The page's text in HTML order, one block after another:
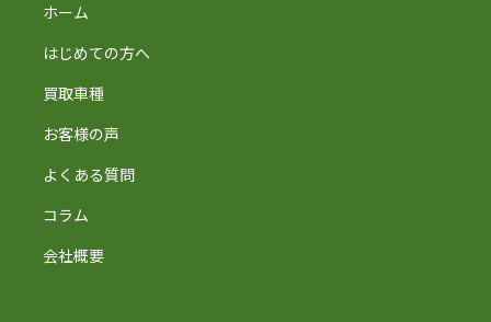
ホーム
はじめての方へ
買取車種
お客様の声
よくある質問
コラム
会社概要